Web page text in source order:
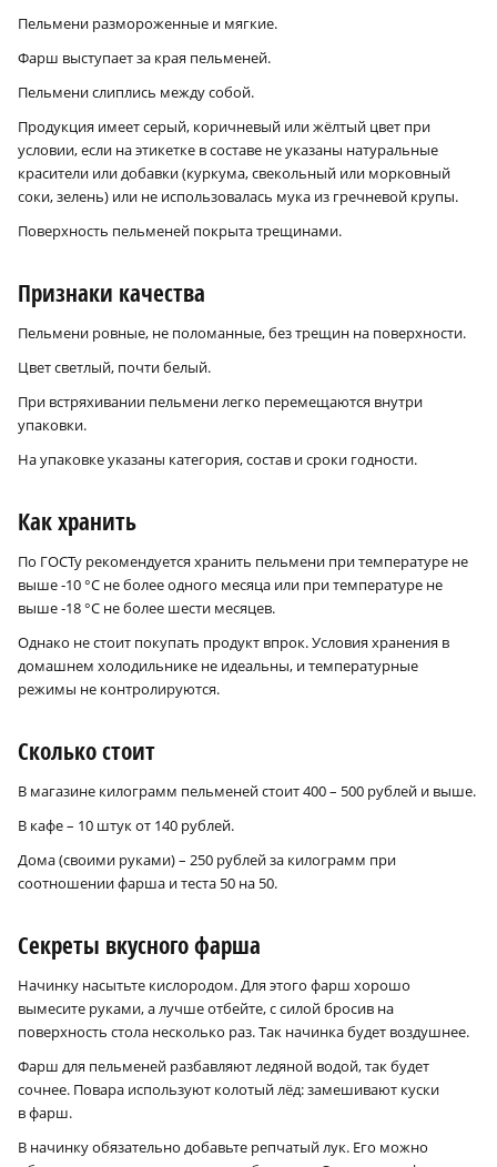
Пельмени размороженные и мягкие.
Фарш выступает за края пельменей.
Пельмени слиплись между собой.
Продукция имеет серый, коричневый или жёлтый цвет при
условии, если на этикетке в составе не указаны натуральные
красители или добавки (куркума, свекольный или морковный
соки, зелень) или не использовалась мука из гречневой крупы.
Поверхность пельменей покрыта трещинами.
Признаки качества
Пельмени ровные, не поломанные, без трещин на поверхности.
Цвет светлый, почти белый.
При встряхивании пельмени легко перемещаются внутри
упаковки.
На упаковке указаны категория, состав и сроки годности.
Как хранить
По ГОСТу рекомендуется хранить пельмени при температуре не
выше ‑10 °С не более одного месяца или при температуре не
выше ‑18 °С не более шести месяцев.
Однако не стоит покупать продукт впрок. Условия хранения в
домашнем холодильнике не идеальны, и температурные
режимы не контролируются.
Сколько стоит
В магазине килограмм пельменей стоит 400 – 500 рублей и выше.
В кафе – 10 штук от 140 рублей.
Дома (своими руками) – 250 рублей за килограмм при
соотношении фарша и теста 50 на 50.
Секреты вкусного фарша
Начинку насытьте кислородом. Для этого фарш хорошо
вымесите руками, а лучше отбейте, с силой бросив на
поверхность стола несколько раз. Так начинка будет воздушнее.
Фарш для пельменей разбавляют ледяной водой, так будет
сочнее. Повара используют колотый лёд: замешивают куски
в фарш.
В начинку обязательно добавьте репчатый лук. Его можно